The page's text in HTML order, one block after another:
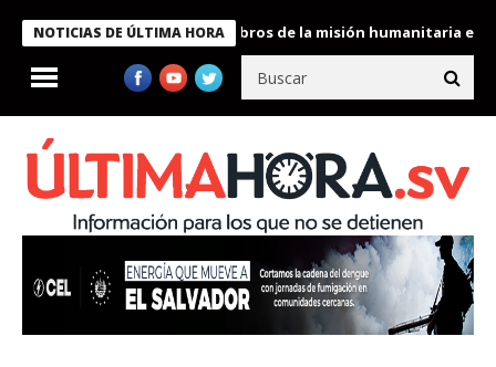
NOTICIAS DE ÚLTIMA HORA
Bukele condecora a miembros de la misión humanitaria enviada